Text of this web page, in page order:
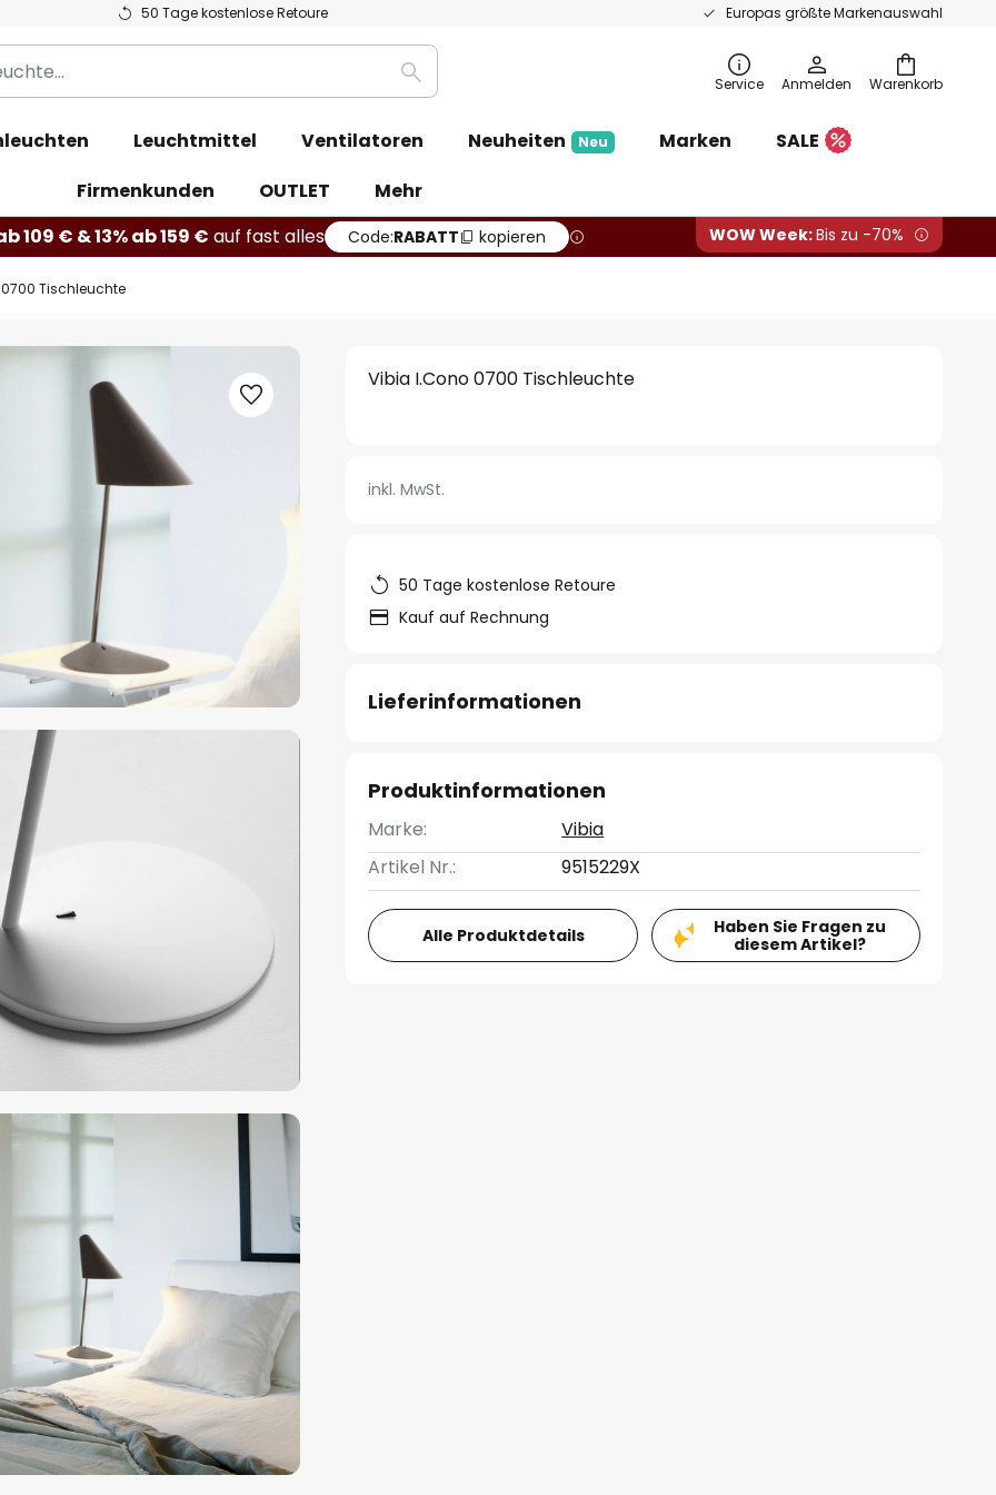
50 Tage kostenlose Retoure Europas größte Markenauswahl
Warenkorb
Suche Service Anmelden
Leuchtmittel Ventilatoren Neuheiten Neu Marken
SALE
Firmenkunden
OUTLET
Mehr
109 € & 13% ab 159 € auf fast alles Code:RABATT kopieren WOW Week:Bis zu -70%
Tischleuchte
Vibia I.Cono 0700 Tischleuchte
inkl. MwSt.
50 Tage kostenlose Retoure
Kauf auf Rechnung
Lieferinformationen
Produktinformationen
Marke:
Vibia
Artikel Nr.:
9515229X
Alle Produktdetails
Haben Sie Fragen zu
diesem Artikel?